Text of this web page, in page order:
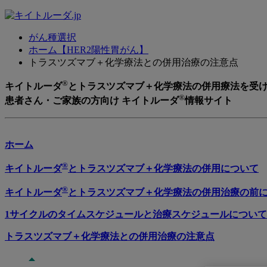
がん種選択
ホーム【HER2陽性胃がん】
トラスツズマブ＋化学療法との併用治療の注意点
キイトルーダ® とトラスツズマブ＋化学療法の併用療法を受
患者さん・ご家族の方向け キイトルーダ®情報サイト
ホーム
キイトルーダ® とトラスツズマブ＋化学療法の併用について
キイトルーダ® とトラスツズマブ＋化学療法の併用治療の前に
1サイクルのタイムスケジュールと治療スケジュールについて
トラスツズマブ＋化学療法との併用治療の注意点